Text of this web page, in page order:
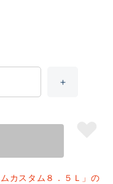
カスタム８．５Ｌ」の